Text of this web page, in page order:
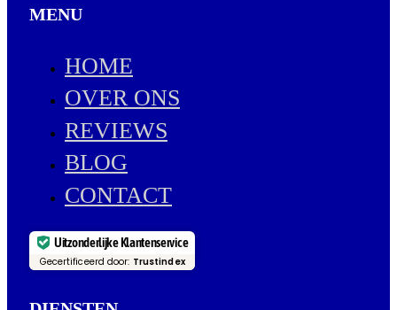
MENU
HOME
OVER ONS
REVIEWS
BLOG
CONTACT
Uitzonderlijke Klantenservice
Gecertificeerd door: Trustindex